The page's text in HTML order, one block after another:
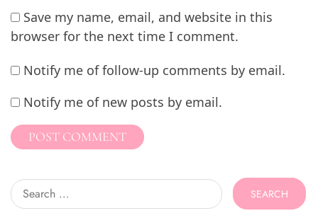
Save my name, email, and website in this
browser for the next time I comment.
Notify me of follow-up comments by email.
Notify me of new posts by email.
Search
for: